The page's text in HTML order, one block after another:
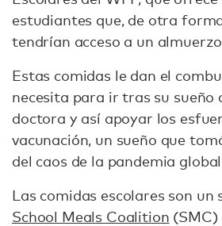
estudiantes que, de otra
tendrían acceso a un
Estas comidas le dan el
necesita para ir tras su sueño
doctora y así apoyar los
vacunación, un sueño que
del caos de la pandemia
Las comidas escolares son un
School Meals Coalition (SMC)